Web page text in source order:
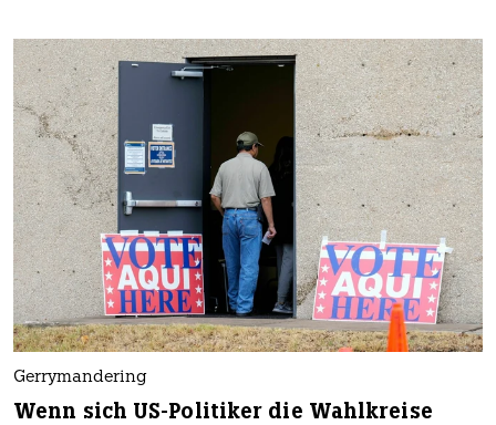
Gerrymandering
Wenn sich US-Politiker die Wahlkreise